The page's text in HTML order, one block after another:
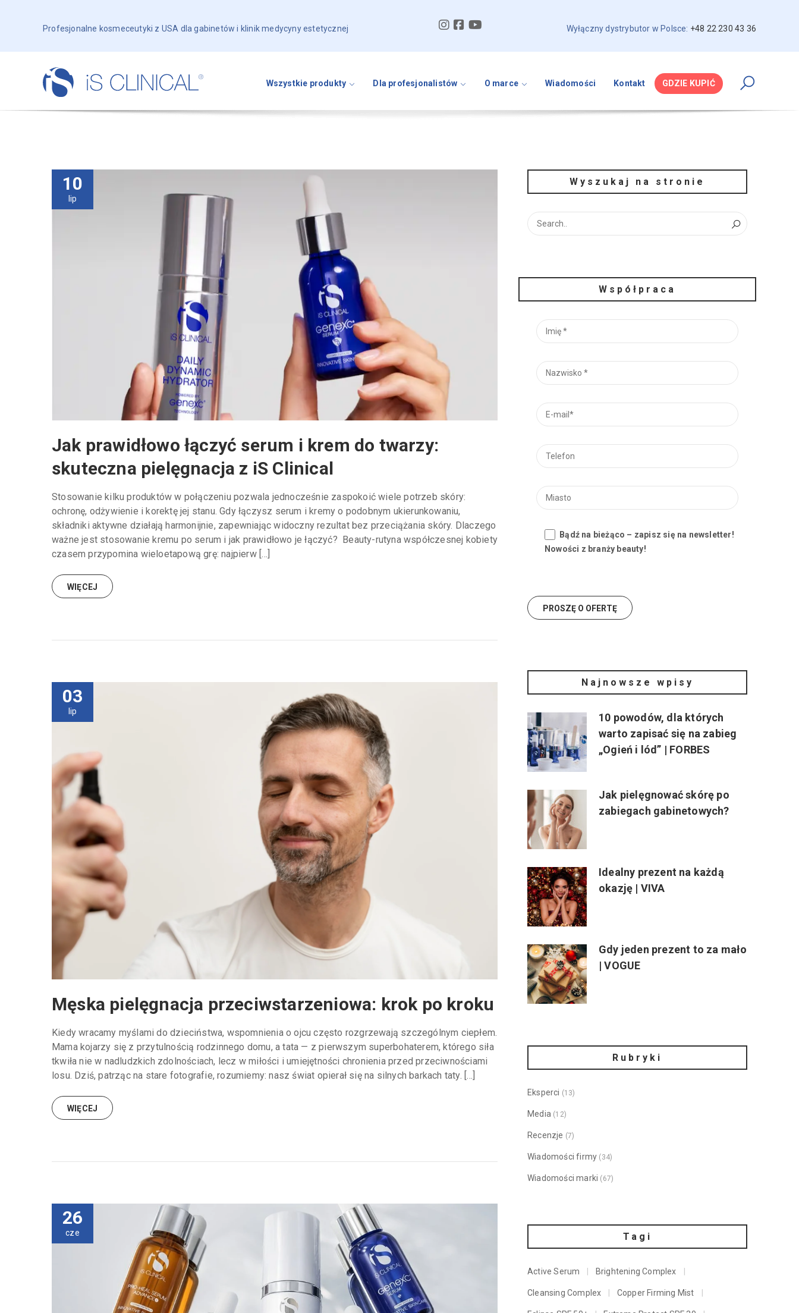
Profesjonalne kosmeceutyki z USA dla gabinetów i klinik medycyny estetycznej Wyłączny dystrybutor w Polsce: +48 22 230 43 36
Wszystkie produkty Dla profesjonalistów O marce Wiadomości Kontakt GDZIE KUPIĆ
10
lip
Jak prawidłowo łączyć serum i krem do twarzy:
skuteczna pielęgnacja z iS Clinical
Stosowanie kilku produktów w połączeniu pozwala jednocześnie zaspokoić wiele potrzeb skóry:
ochronę, odżywienie i korektę jej stanu. Gdy łączysz serum i kremy o podobnym ukierunkowaniu,
składniki aktywne działają harmonijnie, zapewniając widoczny rezultat bez przeciążania skóry. Dlaczego
ważne jest stosowanie kremu po serum i jak prawidłowo je łączyć? Beauty-rutyna współczesnej kobiety
czasem przypomina wieloetapową grę: najpierw […]
WIĘCEJ
03
lip
Męska pielęgnacja przeciwstarzeniowa: krok po kroku
Kiedy wracamy myślami do dzieciństwa, wspomnienia o ojcu często rozgrzewają szczególnym ciepłem.
Mama kojarzy się z przytulnością rodzinnego domu, a tata — z pierwszym superbohaterem, którego siła
tkwiła nie w nadludzkich zdolnościach, lecz w miłości i umiejętności chronienia przed przeciwnościami
losu. Dziś, patrząc na stare fotografie, rozumiemy: nasz świat opierał się na silnych barkach taty. […]
WIĘCEJ
26
cze
Wyszukaj na stronie
Współpraca
Bądź na bieżąco – zapisz się na newsletter!
Nowości z branży beauty!
Najnowsze wpisy
10 powodów, dla których
warto zapisać się na zabieg
„Ogień i lód” | FORBES
Jak pielęgnować skórę po
zabiegach gabinetowych?
Idealny prezent na każdą
okazję | VIVA
Gdy jeden prezent to za mało
| VOGUE
Rubryki
Eksperci (13)
Media (12)
Recenzje (7)
Wiadomości firmy (34)
Wiadomości marki (67)
Tagi
Active Serum Brightening Complex
Cleansing Complex Copper Firming Mist